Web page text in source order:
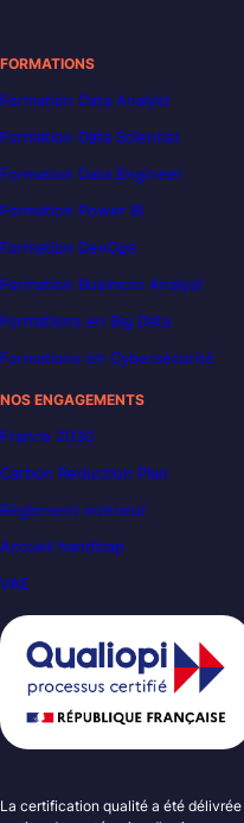
FORMATIONS
Formation Data Analyst
Formation Data Scientist
Formation Data Engineer
Formation Power BI
Formation DevOps
Formation Business Analyst
Formations en Big Data
Formations en Cybersécurité
NOS ENGAGEMENTS
France 2030
Carbon Reduction Plan
Règlement intérieur
Accueil handicap
VAE
La certification qualité a été délivrée